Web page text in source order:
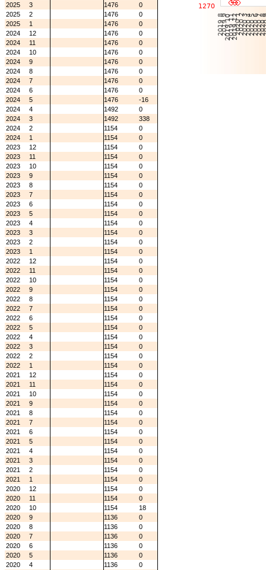
2025
3 1476
0
2025
2 1476
0
2025
1 1476
0
2024
12 1476
0
2024
11 1476
0
2024
10 1476
0
2024
9 1476
0
2024
8 1476
0
2024
7 1476
0
2024
6 1476
0
2024
5 1476
-16
2024
4 1492
0
2024
3 1492
338
2024
2 1154
0
2024
1 1154
0
2023
12 1154
0
2023
11 1154
0
2023
10 1154
0
2023
9 1154
0
2023
8 1154
0
2023
7 1154
0
2023
6 1154
0
2023
5 1154
0
2023
4 1154
0
2023
3 1154
0
2023
2 1154
0
2023
1 1154
0
2022
12 1154
0
2022
11 1154
0
2022
10 1154
0
2022
9 1154
0
2022
8 1154
0
2022
7 1154
0
2022
6 1154
0
2022
5 1154
0
2022
4 1154
0
2022
3 1154
0
2022
2 1154
0
2022
1 1154
0
2021
12 1154
0
2021
11 1154
0
2021
10 1154
0
2021
9 1154
0
2021
8 1154
0
2021
7 1154
0
2021
6 1154
0
2021
5 1154
0
2021
4 1154
0
2021
3 1154
0
2021
2 1154
0
2021
1 1154
0
2020
12 1154
0
2020
11 1154
0
2020
10 1154
18
2020
9 1136
0
2020
8 1136
0
2020
7 1136
0
2020
6 1136
0
2020
5 1136
0
2020
4 1136
0